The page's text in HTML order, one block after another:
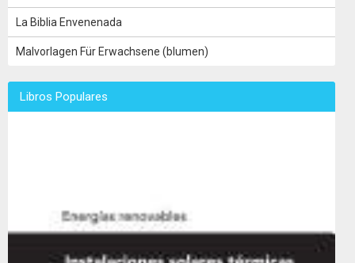
La Biblia Envenenada
Malvorlagen Für Erwachsene (blumen)
Libros Populares